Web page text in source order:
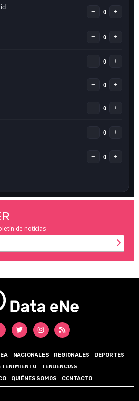
de noticias
NACIONALES REGIONALES
DEPORTES
TENDENCIAS
QUIÉNES SOMOS CONTACTO